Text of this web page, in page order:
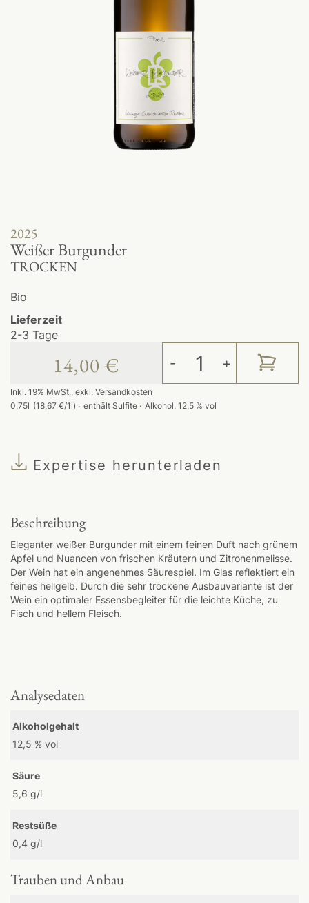
2025
Weißer Burgunder
TROCKEN
Bio
Lieferzeit
2-3 Tage
14,00 €
Inkl. 19% MwSt., exkl. Versandkosten
- +
0,75l (18,67 €/1l) enthält Sulfite Alkohol: 12,5 % vol
Expertise herunterladen
Beschreibung
Eleganter weißer Burgunder mit einem feinen Duft nach grünem
Apfel und Nuancen von frischen Kräutern und Zitronenmelisse.
Der Wein hat ein angenehmes Säurespiel. Im Glas reflektiert ein
feines hellgelb. Durch die sehr trockene Ausbauvariante ist der
Wein ein optimaler Essensbegleiter für die leichte Küche, zu
Fisch und hellem Fleisch.
Analysedaten
Alkoholgehalt
12,5 % vol
Säure
5,6 g/l
Restsüße
0,4 g/l
Trauben und Anbau